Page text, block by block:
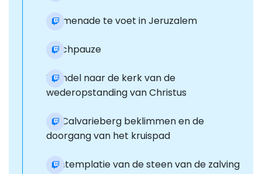
Promenade te voet in Jeruzalem
Lunchpauze
Wandel naar de kerk van de
wederopstanding van Christus
De Calvarieberg beklimmen en de
doorgang van het kruispad
Contemplatie van de steen van de zalving